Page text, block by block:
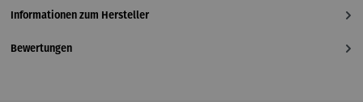
Informationen zum Hersteller
Bewertungen